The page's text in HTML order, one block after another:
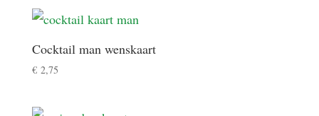
Cocktail man wenskaart
€2,75